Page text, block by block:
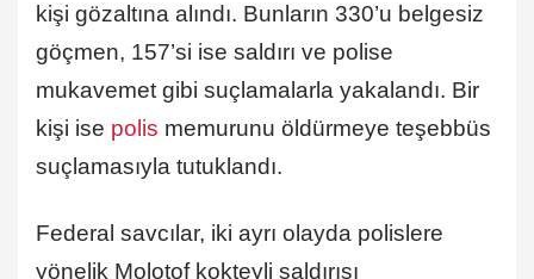
kişi gözaltına alındı. Bunların 330’u belgesiz
göçmen, 157’si ise saldırı ve polise
mukavemet gibi suçlamalarla yakalandı. Bir
kişi ise polis memurunu öldürmeye teşebbüs
suçlamasıyla tutuklandı.
Federal savcılar, iki ayrı olayda polislere
yönelik Molotof kokteyli saldırısı